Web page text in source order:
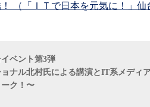
（「ＩＴで日本を元気に！」仙
ベント第3弾
ナル北村氏による講演とIT系メディ
ク！〜